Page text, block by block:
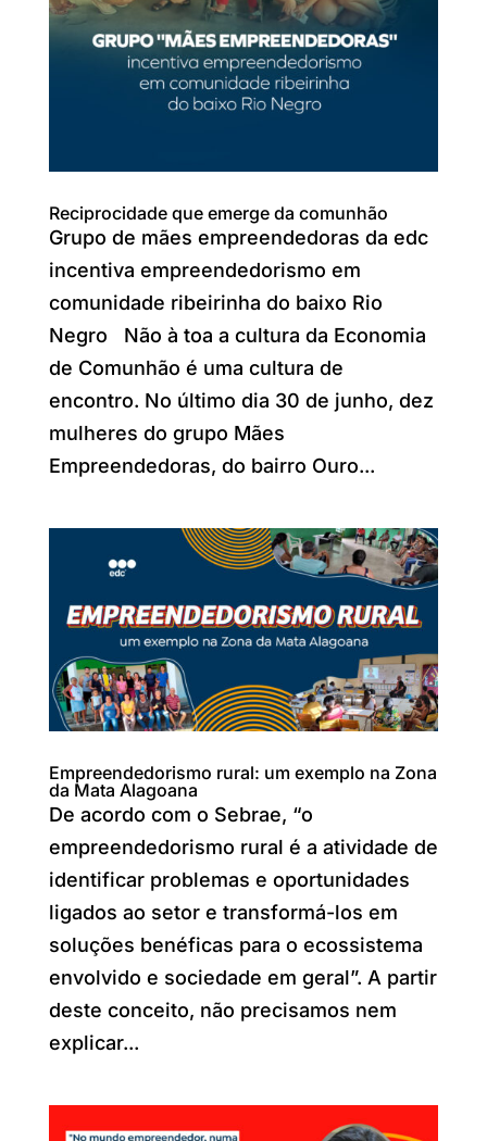
Reciprocidade que emerge da comunhão
Grupo de mães empreendedoras da edc
incentiva empreendedorismo em
comunidade ribeirinha do baixo Rio
Negro Não à toa a cultura da Economia
de Comunhão é uma cultura de
encontro. No último dia 30 de junho, dez
mulheres do grupo Mães
Empreendedoras, do bairro Ouro...
Empreendedorismo rural: um exemplo na Zona
da Mata Alagoana
De acordo com o Sebrae, “o
empreendedorismo rural é a atividade de
identificar problemas e oportunidades
ligados ao setor e transformá-los em
soluções benéficas para o ecossistema
envolvido e sociedade em geral”. A partir
deste conceito, não precisamos nem
explicar...